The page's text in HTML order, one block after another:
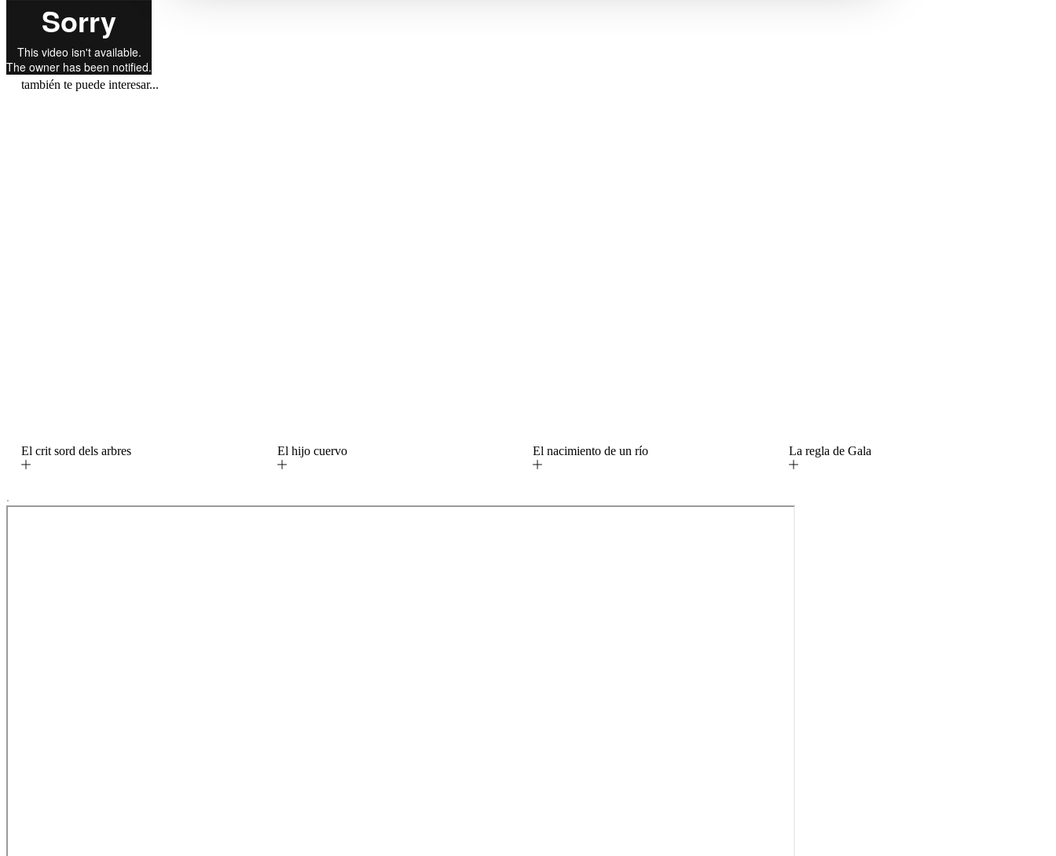
también te puede interesar...
El crit sord dels arbres El hijo cuervo El nacimiento de un río La regla de Gala